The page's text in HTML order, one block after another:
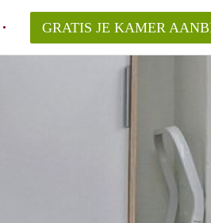
GRATIS JE KAMER